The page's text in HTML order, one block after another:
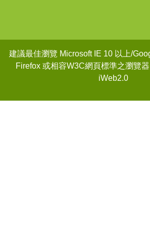
建議最佳瀏覽 Microsoft IE 10 以上/
Firefox 或相容W3C網頁標準之瀏
iWeb2.0